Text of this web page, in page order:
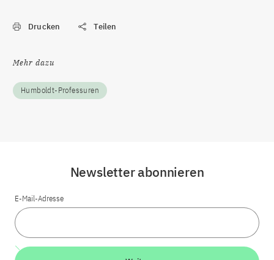
Drucken Teilen
Mehr dazu
Humboldt-Professuren
Newsletter abonnieren
E-Mail-Adresse